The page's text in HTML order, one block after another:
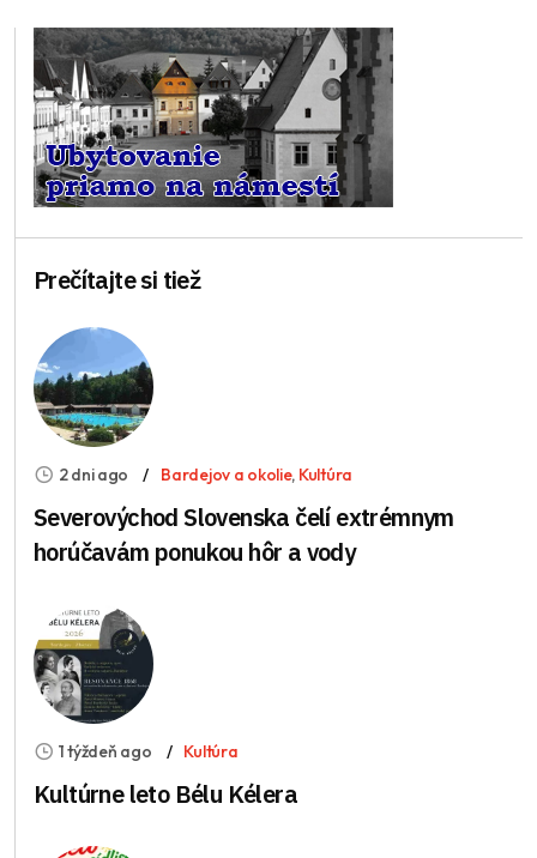
Prečítajte si tiež
2 dni ago Bardejov a okolie, Kultúra
Severovýchod Slovenska čelí extrémnym
horúčavám ponukou hôr a vody
1 týždeň ago Kultúra
Kultúrne leto Bélu Kélera